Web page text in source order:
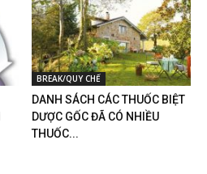
BREAK/QUY CHẾ
DANH SÁCH CÁC THUỐC BIỆT
DƯỢC GỐC ĐÃ CÓ NHIỀU
THUỐC...